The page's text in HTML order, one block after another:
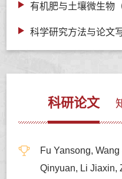
有机肥与土壤微生物
科学研究方法与论文
科研论文
Fu Yansong,
Qinyuan, Li Jiaxin,